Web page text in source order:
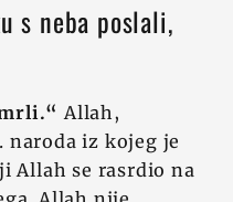
s neba poslali,
Allah,
naroda iz kojeg je
Allah se rasrdio na